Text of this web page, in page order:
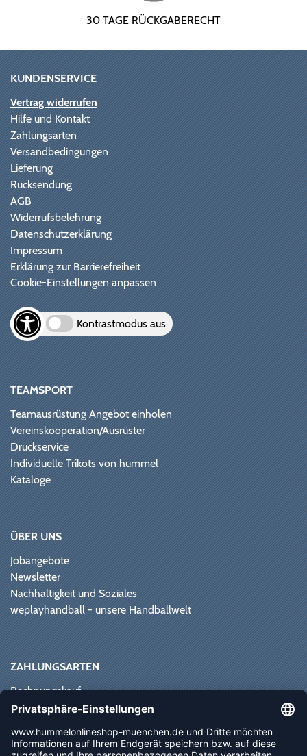
30 TAGE RÜCKGABERECHT
KUNDENSERVICE
Vertrag widerrufen
Hilfe und Kontakt
Zahlungsarten
Versandbedingungen
Lieferung
Rücksendung
AGB
Widerrufsbelehrung
Datenschutzerklärung
Impressum
Erklärung zur Barrierefreiheit
Cookie-Einstellungen anpassen
Kontrastmodus aus
TEAMSPORT
Teamausrüstung Angebot einholen
Vereinskooperation/Ausrüster
Druckservice
Individuelle Trikots von hummel
Kataloge
ÜBER UNS
Jobangebote
Newsletter
Nachhaltigkeit und Soziales
weplayhandball - unsere Handballwelt
ZAHLUNGSARTEN
Rechnungskauf
Paypal
Vorkasse